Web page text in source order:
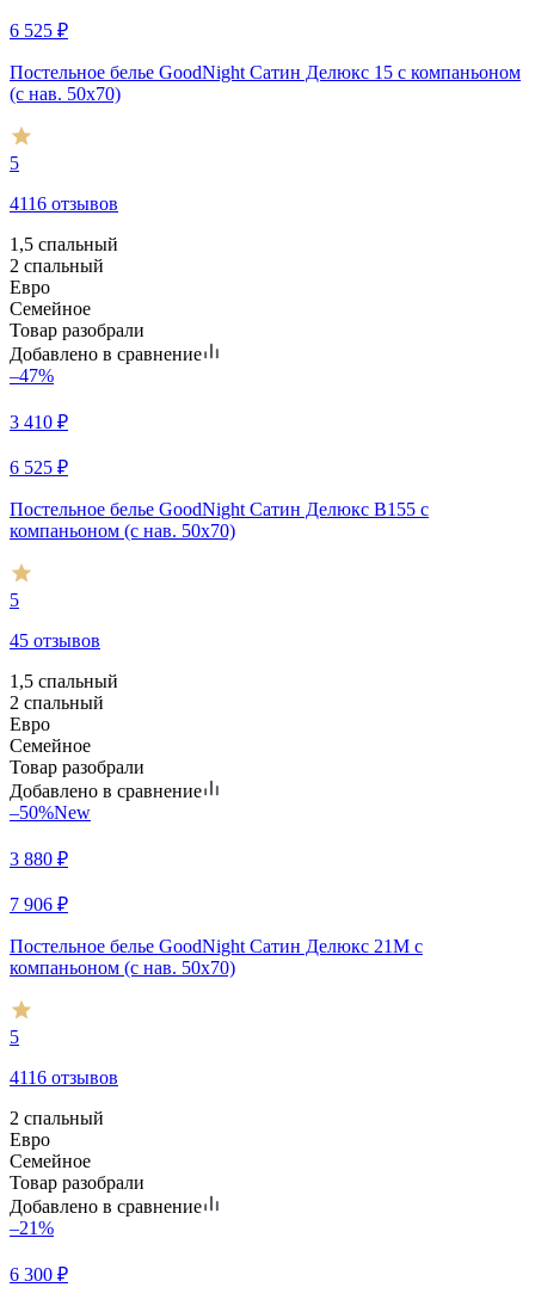
6 525 ₽
Постельное белье GoodNight Сатин Делюкс 15 с компаньоном
(с нав. 50х70)
5
4116 отзывов
1,5 спальный
2 спальный
Евро
Семейное
Товар разобрали
Добавлено в сравнение
–47%
3 410 ₽
6 525 ₽
Постельное белье GoodNight Сатин Делюкс В155 с
компаньоном (с нав. 50х70)
5
45 отзывов
1,5 спальный
2 спальный
Евро
Семейное
Товар разобрали
Добавлено в сравнение
–50%New
3 880 ₽
7 906 ₽
Постельное белье GoodNight Сатин Делюкс 21M с
компаньоном (с нав. 50х70)
5
4116 отзывов
2 спальный
Евро
Семейное
Товар разобрали
Добавлено в сравнение
–21%
6 300 ₽